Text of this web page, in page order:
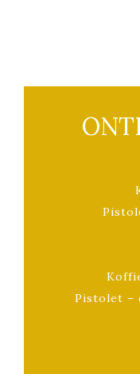
Pistolet –